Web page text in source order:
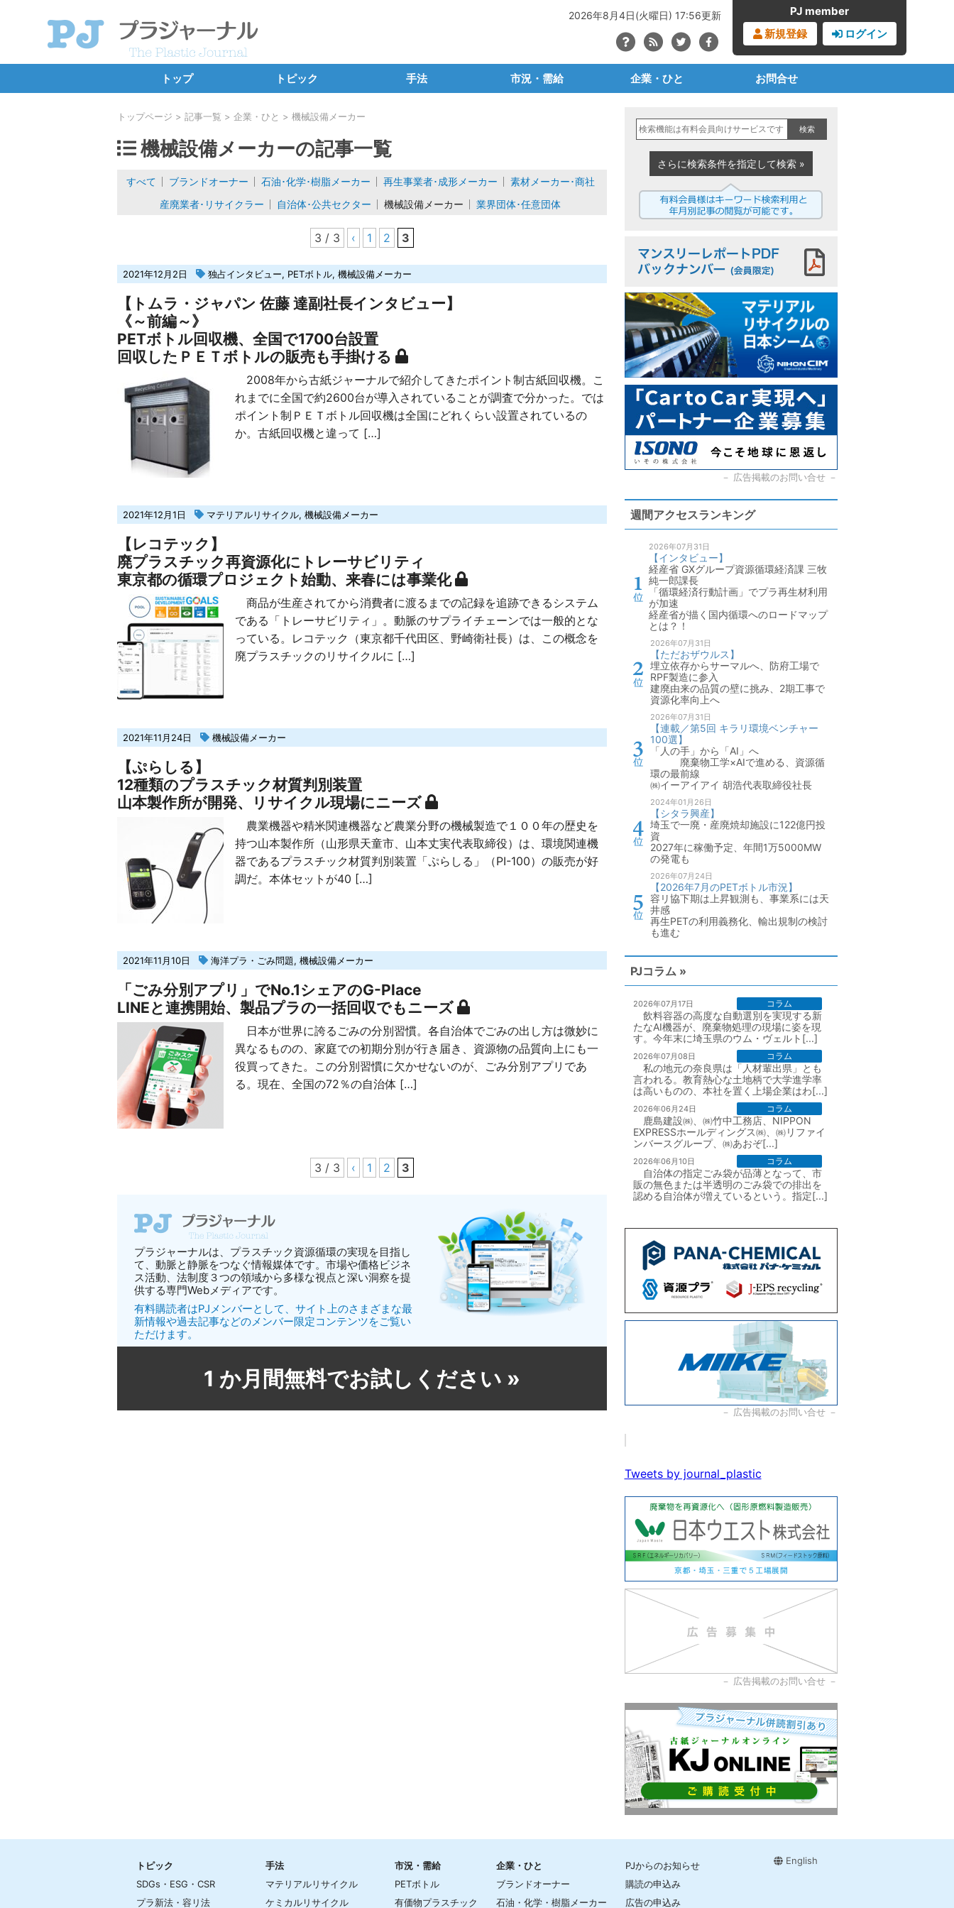
PJ member
新規登録
ログイン
2026年8月4日(火曜日) 17:56更新
トップ トピック
SDGs・ESG・CSR
プラ新法・容リ法
海洋プラ・ごみ問題
カーボンニュートラル
バーゼル条約等輸出入規制
新規設備・工場レポート
独占インタビュー
手法
ケミカルリサイクル
サーマルリサイクル
生分解性プラ・バイオプラ
脱プラ容器包装
市況・需給
容リプラ・製品プラ
プラ関連統計
海外マーケット
企業・ひと
石油・化学・樹脂メーカー
再生事業者・成形メーカー
素材メーカー・商社
産廃業者・リサイクラー
機械設備メーカー
業界団体・任意団体
お問合せ
購読の申込み
広告の申込み
プラジャーナルとは
PJからのお知らせ
トップページ 記事一覧 企業・ひと 機械設備メーカー
機械設備メーカーの記事一覧
すべて ブランドオーナー 石油･化学･樹脂メーカー 再生事業者･成形メーカー
素材メーカー･商社
産廃業者･リサイクラー
自治体･公共セクター 機械設備メーカー 業界団体･任意団体
3 / 3 ‹ 1 2 3
2021年12月2日 独占インタビュー, PETボトル, 機械設備メーカー
【トムラ・ジャパン 佐藤 達副社長インタビュー】
《～前編～》
PETボトル回収機、全国で1700台設置
回収したＰＥＴボトルの販売も手掛ける
2008年から古紙ジャーナルで紹介してきたポイント制古紙回収機。こ
れまでに全国で約2600台が導入されていることが調査で分かった。では
ポイント制ＰＥＴボトル回収機は全国にどれくらい設置されているの
か。古紙回収機と違って […]
2021年12月1日 マテリアルリサイクル, 機械設備メーカー
【レコテック】
廃プラスチック再資源化にトレーサビリティ
東京都の循環プロジェクト始動、来春には事業化
商品が生産されてから消費者に渡るまでの記録を追跡できるシステム
である「トレーサビリティ」。動脈のサプライチェーンでは一般的とな
っている。レコテック（東京都千代田区、野崎衛社長）は、この概念を
廃プラスチックのリサイクルに […]
2021年11月24日 機械設備メーカー
【ぷらしる】
12種類のプラスチック材質判別装置
山本製作所が開発、リサイクル現場にニーズ
農業機器や精米関連機器など農業分野の機械製造で１００年の歴史を
持つ山本製作所（山形県天童市、山本丈実代表取締役）は、環境関連機
器であるプラスチック材質判別装置「ぷらしる」（PI-100）の販売が好
調だ。本体セットが40 […]
2021年11月10日 海洋プラ・ごみ問題, 機械設備メーカー
「ごみ分別アプリ」でNo.1シェアのG-Place
LINEと連携開始、製品プラの一括回収でもニーズ
日本が世界に誇るごみの分別習慣。各自治体でごみの出し方は微妙に
異なるものの、家庭での初期分別が行き届き、資源物の品質向上にも一
役買ってきた。この分別習慣に欠かせないのが、ごみ分別アプリであ
る。現在、全国の72％の自治体 […]
3 / 3 ‹ 1 2 3
プラジャーナルは、プラスチック資源循環の実現を目指し
て、動脈と静脈をつなぐ情報媒体です。市場や価格ビジネ
ス活動、法制度３つの領域から多様な視点と深い洞察を提
供する専門Webメディアです。
有料購読者はPJメンバーとして、サイト上のさまざまな最
新情報や過去記事などのメンバー限定コンテンツをご覧い
ただけます。
1 か月間無料でお試しください »
検索
さらに検索条件を指定して検索 »
マンスリーレポート
－ 広告掲載のお問い合せ－
週間アクセスランキング
2026年07月31日
【インタビュー】
経産省 GXグループ資源循環経済課 三牧
純一郎課長
「循環経済行動計画」でプラ再生材利用
が加速
経産省が描く国内循環へのロードマップ
とは？！
2026年07月31日
【ただおザウルス】
埋立依存からサーマルへ、防府工場で
RPF製造に参入
建廃由来の品質の壁に挑み、2期工事で
資源化率向上へ
2026年07月31日
【連載／第5回 キラリ環境ベンチャー
100選】
「人の手」から「AI」へ
廃棄物工学×AIで進める、資源循
環の最前線
㈱イーアイアイ 胡浩代表取締役社長
2024年01月26日
【シタラ興産】
埼玉で一廃・産廃焼却施設に122億円投
資
2027年に稼働予定、年間1万5000MW
の発電も
2026年07月24日
【2026年7月のPETボトル市況】
容リ協下期は上昇観測も、事業系には天
井感
再生PETの利用義務化、輸出規制の検討
も進む
PJコラム »
2026年07月17日 コラム
飲料容器の高度な自動選別を実現する新
たなAI機器が、廃棄物処理の現場に姿を現
す。今年末に埼玉県のウム・ヴェルト[...]
2026年07月08日 コラム
私の地元の奈良県は「人材輩出県」とも
言われる。教育熱心な土地柄で大学進学率
は高いものの、本社を置く上場企業はわ[...]
2026年06月24日 コラム
鹿島建設㈱、㈱竹中工務店、NIPPON
EXPRESSホールディングス㈱、㈱リファイ
ンバースグループ、㈱あおぞ[...]
2026年06月10日 コラム
自治体の指定ごみ袋が品薄となって、市
販の無色または半透明のごみ袋での排出を
認める自治体が増えているという。指定[...]
－ 広告掲載のお問い合せ－
Tweets by journal_plastic
－ 広告掲載のお問い合せ－
トピック
SDGs・ESG・CSR
プラ新法・容リ法
手法
マテリアルリサイクル
ケミカルリサイクル
市況・需給
PETボトル
有価物プラスチック
企業・ひと
ブランドオーナー
石油・化学・樹脂メーカー
PJからのお知らせ
購読の申込み
広告の申込み
English